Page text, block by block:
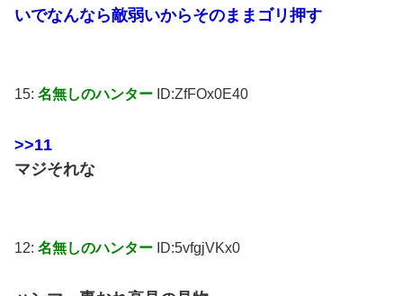
いでなんなら敵弱いからそのままゴリ押す
15: 名無しのハンター ID:ZfFOx0E40
>>11
マジそれな
12: 名無しのハンター ID:5vfgjVKx0